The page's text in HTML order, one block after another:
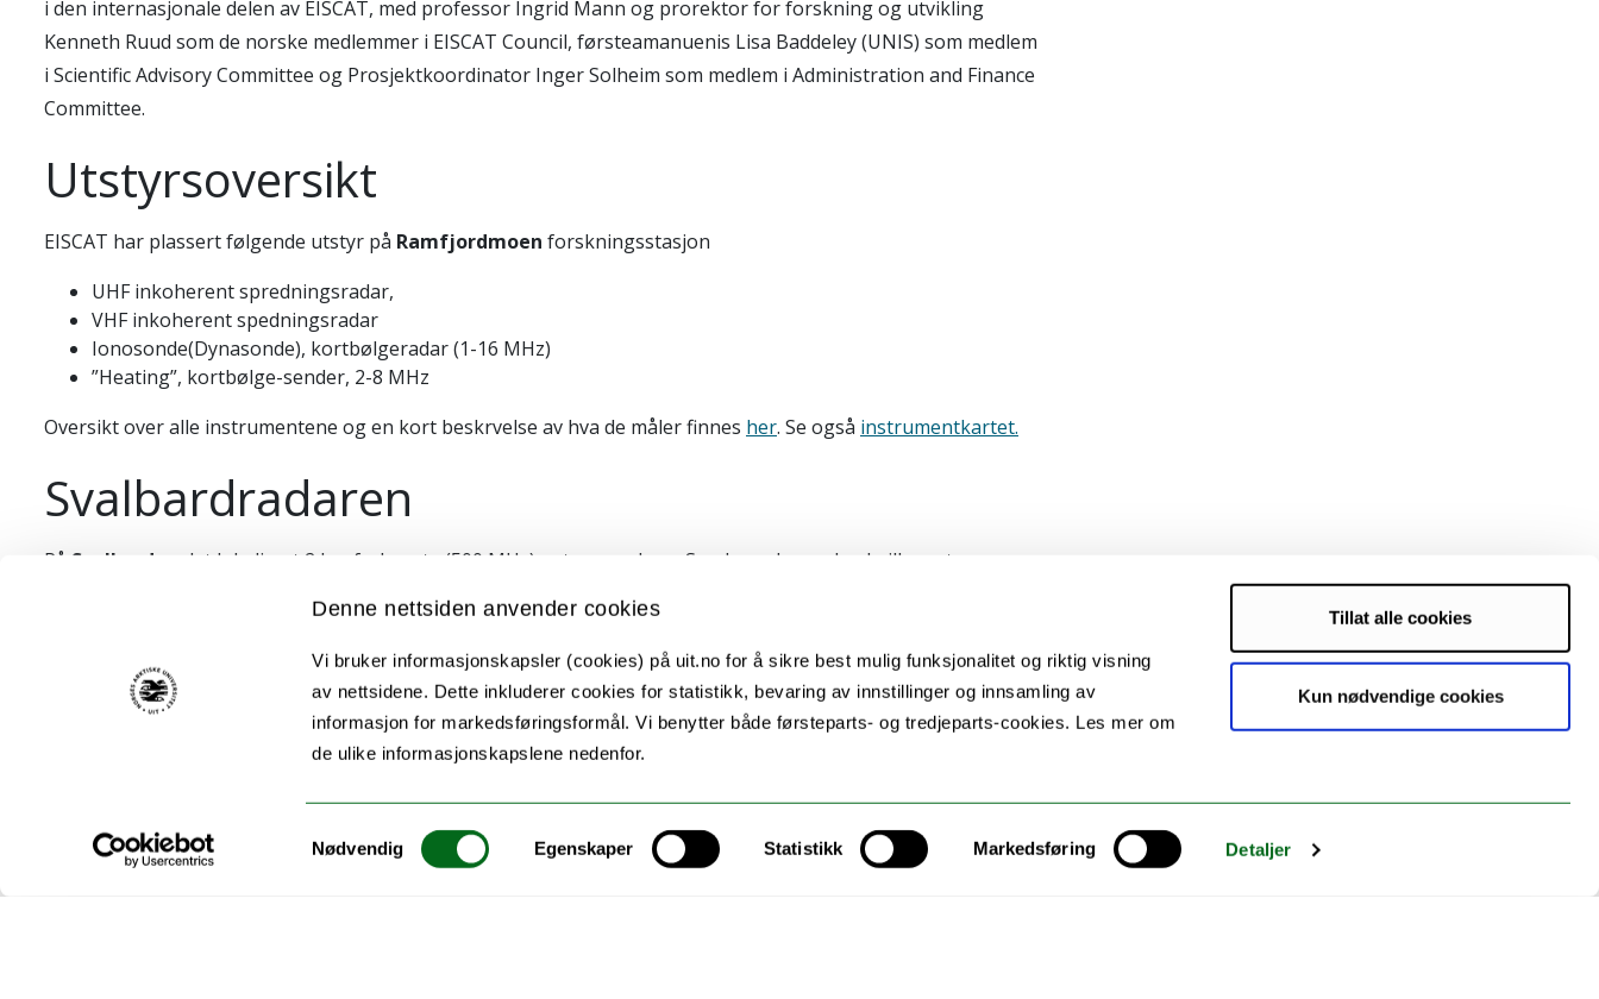
Denne nettsiden anvender cookies
Vi bruker informasjonskapsler (cookies) på uit.no for å sikre best mulig funksjonalitet og riktig visning
av nettsidene. Dette inkluderer cookies for statistikk, bevaring av innstillinger og innsamling av
informasjon for markedsføringsformål. Vi benytter både førsteparts- og tredjeparts-cookies. Les mer om
de ulike informasjonskapslene nedenfor.
Samtykkevalg
Nødvendig Egenskaper Statistikk Markedsføring Detaljer
Tillat alle cookies
Kun nødvendige cookies
i den internasjonale delen av EISCAT, med professor Ingrid Mann og prorektor for forskning og utvikling
Kenneth Ruud som de norske medlemmer i EISCAT Council, førsteamanuenis Lisa Baddeley (UNIS) som medlem
i Scientific Advisory Committee og Prosjektkoordinator Inger Solheim som medlem i Administration and Finance
Committee.
Utstyrsoversikt
EISCAT har plassert følgende utstyr på Ramfjordmoen forskningsstasjon
UHF inkoherent spredningsradar,
VHF inkoherent spedningsradar
Ionosonde(Dynasonde), kortbølgeradar (1-16 MHz)
”Heating”, kortbølge-sender, 2-8 MHz
Oversikt over alle instrumentene og en kort beskrvelse av hva de måler finnes her. Se også instrumentkartet.
Svalbardradaren
På Svalbard er det lokalisert 2 høyfrekvente (500 MHz) antenneanlegg. Senderen kan velge hvilke antenne
Fast antenne diameter på 42 m
Bruk av anleggene planlegges nøye. Søknad om tid samt kjøreplan publiseres påEISCATs lokale sider.
Anlegget er åpent for alle forskere. Tiden foredles etter en nøkkel til forskere fra medlemsland og til andre.
Det norske medlemmet i komiteen som fordeler tid er
Dr. Lisa Baddely.